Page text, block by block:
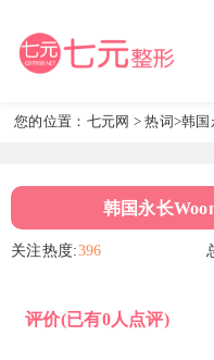
您的位置： 七元网 >热词 >韩国
韩国永长
关注热度:396
评价(已有0人点评)